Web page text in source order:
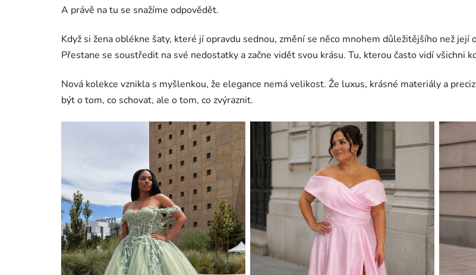
A právě na tu se snažíme odpovědět.
Když si žena oblékne šaty, které jí opravdu sednou, změní se něco mnohem důležitějšího než její
Přestane se soustředit na své nedostatky a začne vidět svou krásu. Tu, kterou často vidí všichni
Nová kolekce vznikla s myšlenkou, že elegance nemá velikost. Že luxus, krásné materiály a
být o tom, co schovat, ale o tom, co zvýraznit.